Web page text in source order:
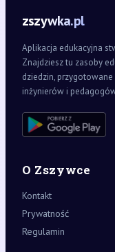
zszywka.pl
Aplikacja edukacyjna
Znajdziesz tu zasoby
dziedzin,
inżynierów i
O Zszywce
Kontakt
Prywatność
Regulamin